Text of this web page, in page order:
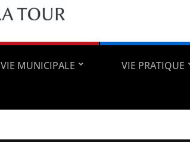
VIE MUNICIPALE VIE PRATIQUE